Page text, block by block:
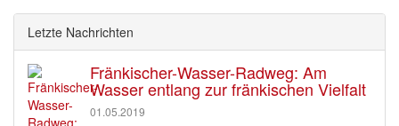
Letzte Nachrichten
Fränkischer-Wasser-Radweg: Am
Wasser entlang zur fränkischen Vielfalt
01.05.2019